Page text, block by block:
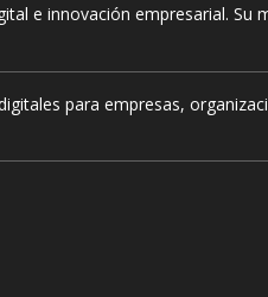
e innovación empresarial. Su
para empresas,